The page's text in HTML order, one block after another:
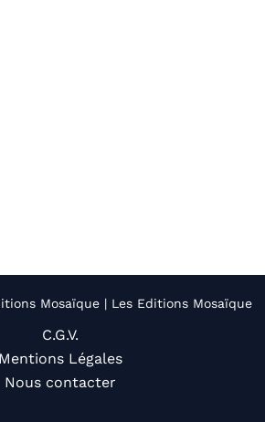
Mosaïque | Les Editions Mosaïque
C.G.V.
Mentions Légales
Nous contacter